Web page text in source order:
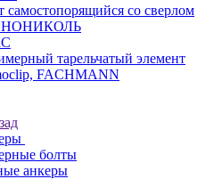
самостопорящийся со сверлом
тарельчатый элемент
FACHMANN
болты
анкеры